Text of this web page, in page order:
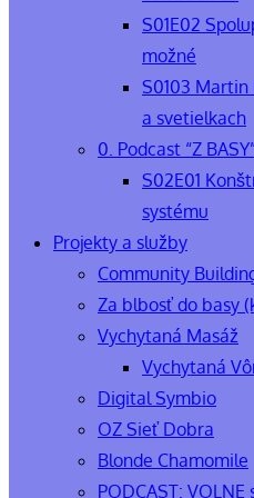
S01E02
možné
S0103
a svetielkach
0. Podcast “Z BASY”
S02E01
systému
Projekty a služby
Community
Za blbosť do basy
Vychytaná Masáž
Vychytaná
Digital Symbio
OZ Sieť Dobra
Blonde Chamomile
PODCAST: